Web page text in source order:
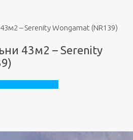
– Serenity Wongamat (NR139)
43м2 – Serenity